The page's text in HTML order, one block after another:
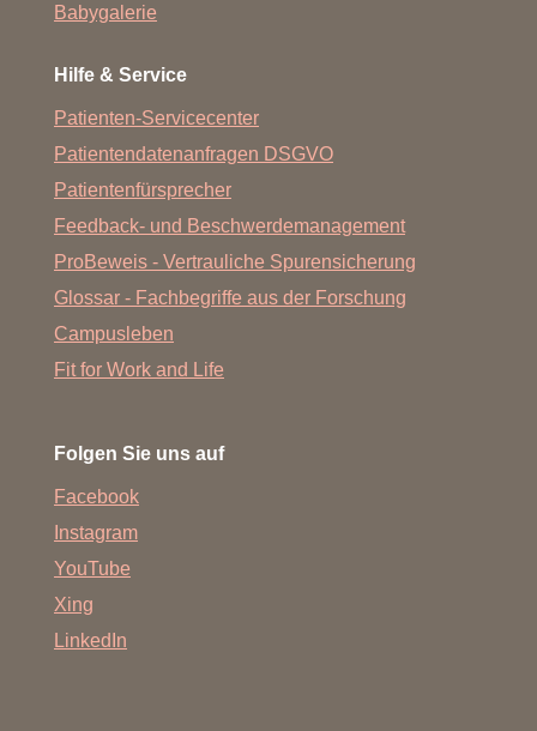
Babygalerie
Hilfe & Service
Patienten-Servicecenter
Patientendatenanfragen DSGVO
Patientenfürsprecher
Feedback- und Beschwerdemanagement
ProBeweis - Vertrauliche Spurensicherung
Glossar - Fachbegriffe aus der Forschung
Campusleben
Fit for Work and Life
Folgen Sie uns auf
Facebook
Instagram
YouTube
Xing
LinkedIn